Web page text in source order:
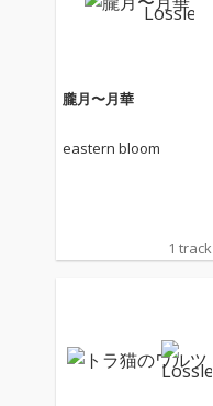
朧月〜月華
eastern bloom
1 track